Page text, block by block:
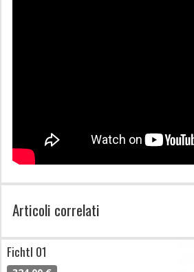
Articoli correlati
Fichtl 01